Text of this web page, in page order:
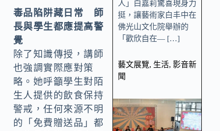
毒品陷阱藏日常 師
長與學生都應提高警
覺
除了知識傳授，講師
也強調實際應對策
略。她呼籲學生對陌
生人提供的飲食保持
警戒，任何來源不明
的「免費贈送品」都
人」白嘉莉驚喜現身力
挺，讓藝術家白丰中在
佛光山文化院舉辦的
「歡欣自在— […]
藝文展覽, 生活, 影音新
聞